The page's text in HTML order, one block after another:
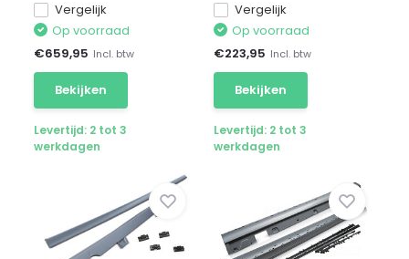
Vergelijk
Op voorraad
€659,95 Incl. btw
Bekijken
Levertijd: 2 tot 3
werkdagen
Vergelijk
Op voorraad
€223,95 Incl. btw
Bekijken
Levertijd: 2 tot 3
werkdagen